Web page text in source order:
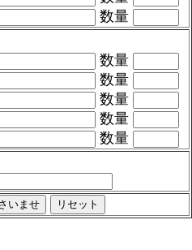
数量
数量
数量
数量
数量
数量